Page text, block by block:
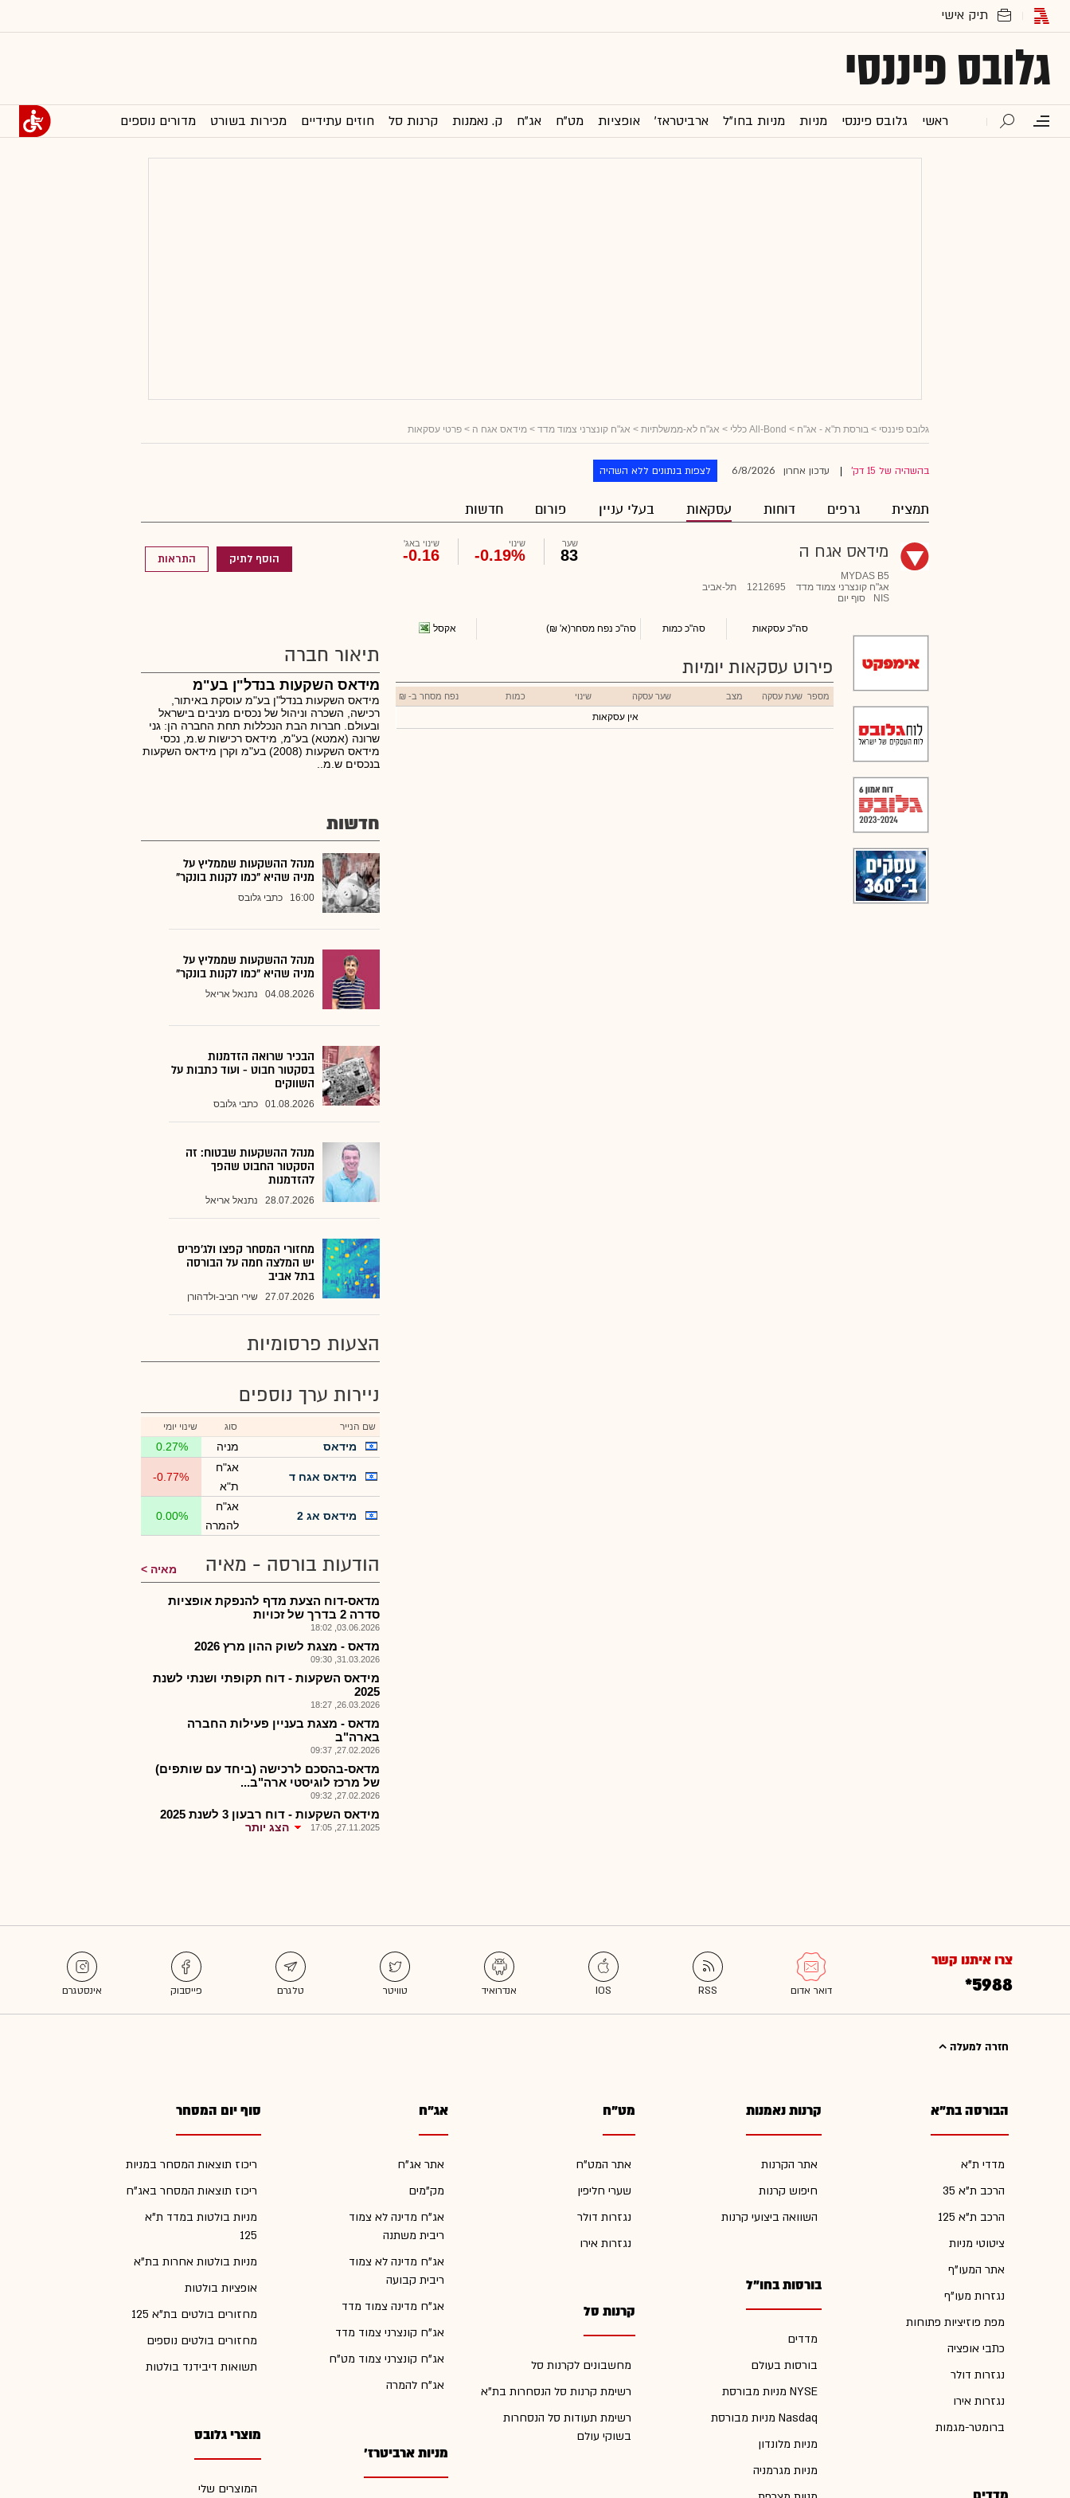
גלובס פיננסי
ראשי גלובס פיננסי מניות מניות בחו"ל ארביטראז' אופציות מט"ח אג"ח ק. נאמנות קרנות סל חוזים עתידיים מכירות בשורט מדורים נוספים
גלובס פיננסי > בורסת ת"א - אג"ח > All-Bond כללי > אג"ח לא-ממשלתיות > אג"ח קונצרני צמוד מדד > מידאס אגח ה > פרטי עסקאות
בהשהיה של 15 דק' עדכון אחרון 6/8/2026 לצפות בנתונים ללא השהיה
תמצית גרפים דוחות עסקאות בעלי עניין פורום חדשות
מידאס אגח ה
MYDAS B5
אג"ח קונצרני צמוד מדד
1212695
תל-אביב
NIS
סוף יום
שער
83
שינוי
-0.19%
שינוי באג'
-0.16 הוסף לתיק התראות
סה"כ עסקאות סה"כ כמות סה"כ נפח מסחר(א' ₪) אקסל
פירוט עסקאות יומיות
מספר שעת עסקה מצב שער עסקה שינוי כמות נפח מסחר ב- ₪
אין עסקאות
תיאור חברה
מידאס השקעות בנדל"ן בע"מ
מידאס השקעות בנדל"ן בע"מ עוסקת באיתור,
רכישה, השכרה וניהול של נכסים מניבים בישראל
ובעולם. חברות הבת הנכללות תחת החברה הן: גני
שרונה (אמטא) בע"מ, מידאס רכישות ש.מ, נכסי
מידאס השקעות (2008) בע"מ וקרן מידאס השקעות
בנכסים ש.מ..
חדשות
מנהל ההשקעות שממליץ על
מניה שהיא "כמו לקנות בונקר"
16:00 כתבי גלובס
מנהל ההשקעות שממליץ על
מניה שהיא "כמו לקנות בונקר"
04.08.2026 נתנאל אריאל
הבכיר שרואה הזדמנות
בסקטור חבוט - ועוד כתבות על
השווקים
01.08.2026 כתבי גלובס
מנהל ההשקעות שבטוח: זה
הסקטור החבוט שהפך
להזדמנות
28.07.2026 נתנאל אריאל
מחזורי המסחר קפצו ולג'פריס
יש המלצה חמה על הבורסה
בתל אביב
27.07.2026 שירי חביב-ולדהורן
הצעות פרסומיות
ניירות ערך נוספים
שם הנייר סוג שינוי יומי
מידאס מניה 0.27%
מידאס אגח ד
אג"ח
ת"א
-0.77%
מידאס אג 2
אג"ח
להמרה
0.00%
הודעות בורסה - מאיה מאיה
מדאס-דוח הצעת מדף להנפקת אופציות
סדרה 2 בדרך של זכויות
03.06.2026, 18:02
מדאס - מצגת לשוק ההון מרץ 2026
31.03.2026, 09:30
מידאס השקעות - דוח תקופתי ושנתי לשנת
2025
26.03.2026, 18:27
מדאס - מצגת בעניין פעילות החברה
בארה"ב
27.02.2026, 09:37
מדאס-בהסכם לרכישה (ביחד עם שותפים)
של מרכז לוגיסטי ארה"ב...
27.02.2026, 09:32
מידאס השקעות - דוח רבעון 3 לשנת 2025
27.11.2025, 17:05 הצג יותר
צרו איתנו קשר
*5988
חזרה למעלה
הבורסה בת"א
מדדי ת"א
הרכב ת"א 35
הרכב ת"א 125
ציטוטי מניות
אתר המעו"ף
נגזרות מעו"ף
מפת פוזיציות פתוחות
כתבי אופציה
נגזרות דולר
נגזרות אירו
ברומטר-מגמות
קרנות נאמנות
אתר הקרנות
חיפוש קרנות
השוואה ביצועי קרנות
בורסות בחו"ל
מדדים
בורסות בעולם
מניות מבורסת NYSE
מניות מבורסת Nasdaq
מניות מלונדון
מניות מגרמניה
מט"ח
אתר המט"ח
שערי חליפין
נגזרות דולר
נגזרות אירו
קרנות סל
מחשבונים לקרנות סל
רשימת קרנות סל הנסחרות בת"א
רשימת תעודות סל הנסחרות
בשוקי עולם
אג"ח
אתר אג"ח
מק"מים
אג"ח מדינה לא צמוד
ריבית משתנה
אג"ח מדינה לא צמוד
ריבית קבועה
אג"ח מדינה צמוד מדד
אג"ח קונצרני צמוד מדד
אג"ח קונצרני צמוד מט"ח
אג"ח להמרה
מניות ארביטרז'
סוף יום המסחר
ריכוז תוצאות המסחר במניות
ריכוז תוצאות המסחר באג"ח
מניות בולטות במדד ת"א
125
מניות בולטות אחרות בת"א
אופציות בולטות
מחזורים בולטים בת"א 125
מחזורים בולטים נוספים
תשואות דיבידנד בולטות
מוצרי גלובס
המוצרים שלי